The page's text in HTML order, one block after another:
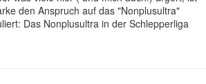
den Anspruch auf das "Nonplusultra"
Das Nonplusultra in der Schlepperliga